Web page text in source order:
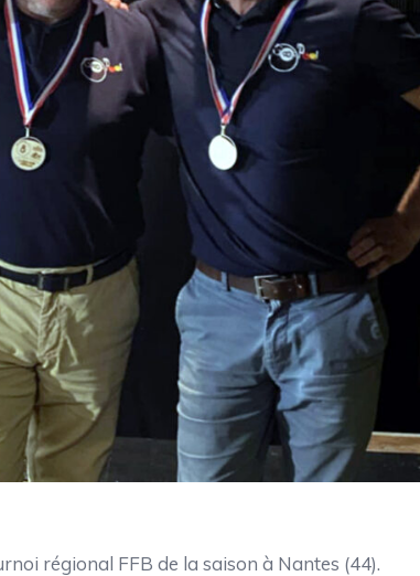
régional FFB de la saison à Nantes (44).